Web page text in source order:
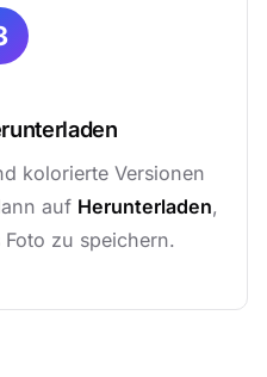
kolorierte Versionen
auf Herunterladen,
zu speichern.